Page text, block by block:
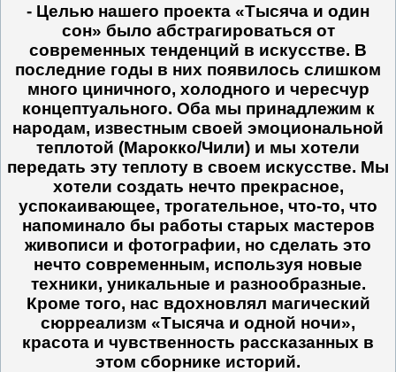
- Целью нашего проекта «Тысяча и один
сон» было абстрагироваться от
современных тенденций в искусстве. В
последние годы в них появилось слишком
много циничного, холодного и чересчур
концептуального. Оба мы принадлежим к
народам, известным своей эмоциональной
теплотой (Марокко/Чили) и мы хотели
передать эту теплоту в своем искусстве. Мы
хотели создать нечто прекрасное,
успокаивающее, трогательное, что-то, что
напоминало бы работы старых мастеров
живописи и фотографии, но сделать это
нечто современным, используя новые
техники, уникальные и разнообразные.
Кроме того, нас вдохновлял магический
сюрреализм «Тысяча и одной ночи»,
красота и чувственность рассказанных в
этом сборнике историй.